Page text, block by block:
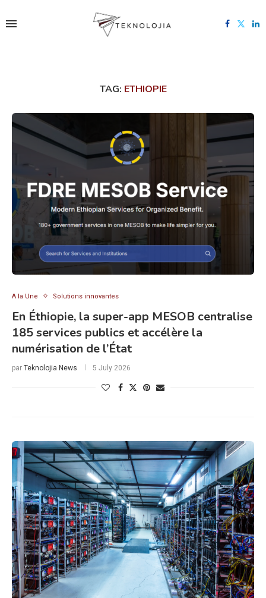
TAG: ETHIOPIE
A la Une Solutions innovantes
En Éthiopie, la super-app MESOB centralise
185 services publics et accélère la
numérisation de l’État
par Teknolojia News 5 July 2026